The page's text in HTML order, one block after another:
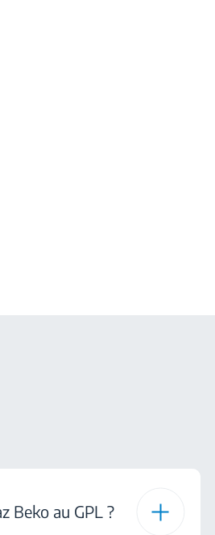
Beko au GPL ?